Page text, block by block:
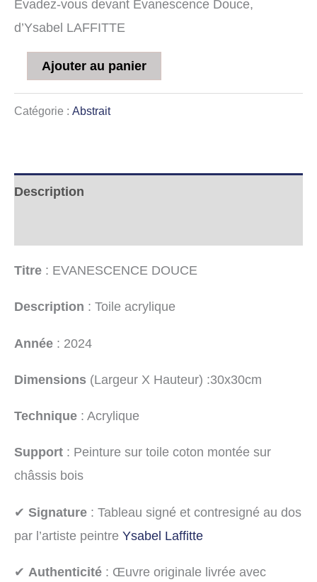
Evadez-vous devant Evanescence Douce,
d’Ysabel LAFFITTE
Ajouter au panier
Catégorie : Abstrait
Description
Titre : EVANESCENCE DOUCE
Description : Toile acrylique
Année : 2024
Dimensions (Largeur X Hauteur) :30x30cm
Technique : Acrylique
Support : Peinture sur toile coton montée sur
châssis bois
✔ Signature : Tableau signé et contresigné au dos
par l’artiste peintre Ysabel Laffitte
✔ Authenticité : Œuvre originale livrée avec